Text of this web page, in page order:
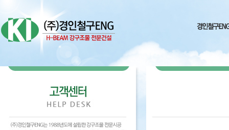
Sketchbook5, 스케치북5
Sketchbook5, 스케치북5
Sketchbook5, 스케치북5
Sketchbook5, 스케치북5